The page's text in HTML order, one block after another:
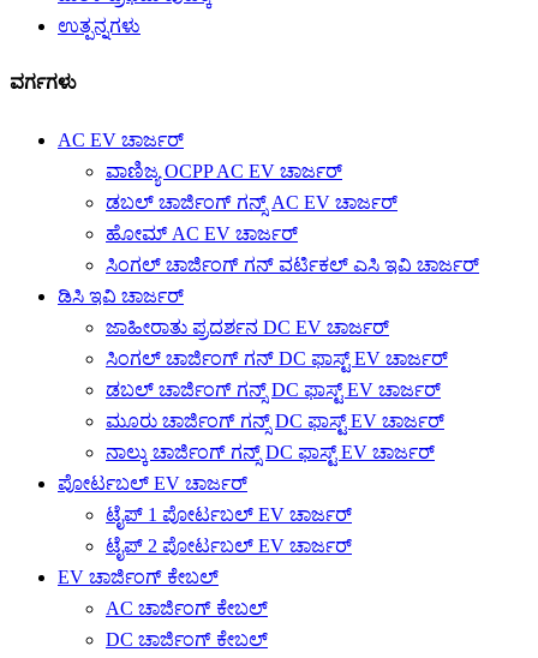
ಉತ್ಪನ್ನಗಳು
ವರ್ಗಗಳು
AC EV ಚಾರ್ಜರ್
ವಾಣಿಜ್ಯ OCPP AC EV ಚಾರ್ಜರ್
ಡಬಲ್ ಚಾರ್ಜಿಂಗ್ ಗನ್ಸ್ AC EV ಚಾರ್ಜರ್
ಹೋಮ್ AC EV ಚಾರ್ಜರ್
ಸಿಂಗಲ್ ಚಾರ್ಜಿಂಗ್ ಗನ್ ವರ್ಟಿಕಲ್ ಎಸಿ ಇವಿ ಚಾರ್ಜರ್
ಡಿಸಿ ಇವಿ ಚಾರ್ಜರ್
ಜಾಹೀರಾತು ಪ್ರದರ್ಶನ DC EV ಚಾರ್ಜರ್
ಸಿಂಗಲ್ ಚಾರ್ಜಿಂಗ್ ಗನ್ DC ಫಾಸ್ಟ್ EV ಚಾರ್ಜರ್
ಡಬಲ್ ಚಾರ್ಜಿಂಗ್ ಗನ್ಸ್ DC ಫಾಸ್ಟ್ EV ಚಾರ್ಜರ್
ಮೂರು ಚಾರ್ಜಿಂಗ್ ಗನ್ಸ್ DC ಫಾಸ್ಟ್ EV ಚಾರ್ಜರ್
ನಾಲ್ಕು ಚಾರ್ಜಿಂಗ್ ಗನ್ಸ್ DC ಫಾಸ್ಟ್ EV ಚಾರ್ಜರ್
ಪೋರ್ಟಬಲ್ EV ಚಾರ್ಜರ್
ಟೈಪ್ 1 ಪೋರ್ಟಬಲ್ EV ಚಾರ್ಜರ್
ಟೈಪ್ 2 ಪೋರ್ಟಬಲ್ EV ಚಾರ್ಜರ್
EV ಚಾರ್ಜಿಂಗ್ ಕೇಬಲ್
AC ಚಾರ್ಜಿಂಗ್ ಕೇಬಲ್
DC ಚಾರ್ಜಿಂಗ್ ಕೇಬಲ್